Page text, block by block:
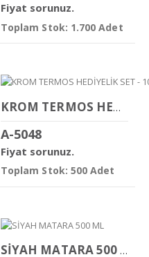
Fiyat sorunuz.
Toplam Stok: 1.700 Adet
KROM TERMOS HEDİYELİK SET - 10000MAH POWERBANK - ÇELİK KUPA / 350 ML7 FONKSİYONLU ÇAKI - EL FENERİ
A-5048
Fiyat sorunuz.
Toplam Stok: 500 Adet
SİYAH MATARA 500 ML